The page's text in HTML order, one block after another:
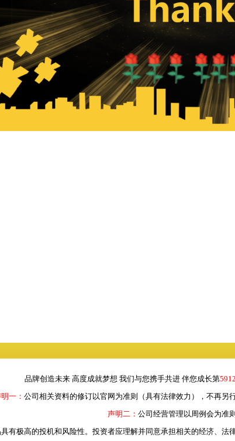
品牌创造未来 高度成就梦想 我们与您携手共进 伴您成长第5912
一： 公司相关资料的修订以官网为准则（具有法律效力），不再另
声明二： 公司经营管理以周例会为准
有极高的投机和风险性。投资者应理解并同意承担相关的经济、